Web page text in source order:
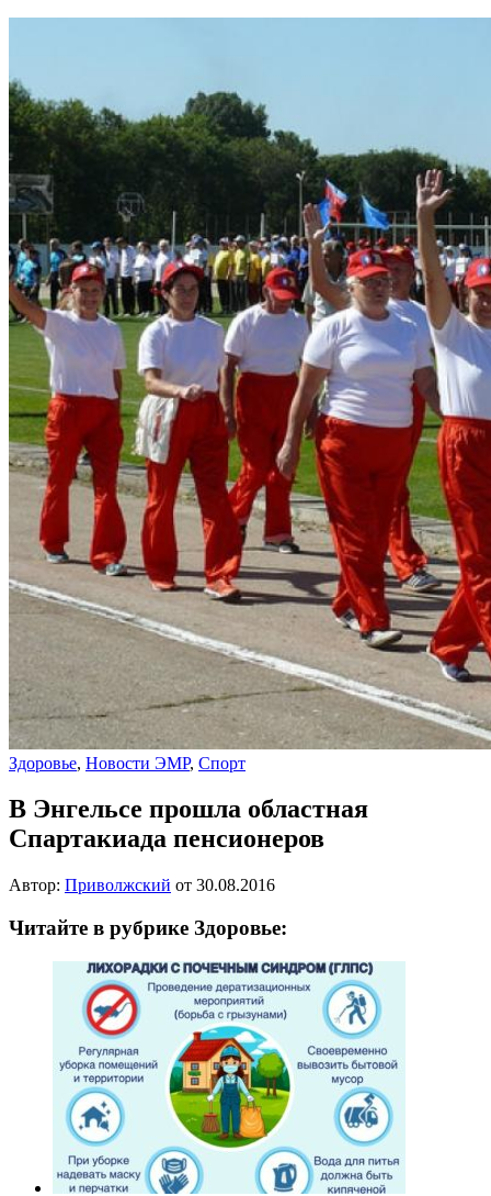
Здоровье, Новости ЭМР, Спорт
В Энгельсе прошла областная
Спартакиада пенсионеров
Автор: Приволжский от 30.08.2016
Читайте в рубрике Здоровье: